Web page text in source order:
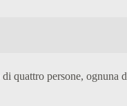
quattro persone,